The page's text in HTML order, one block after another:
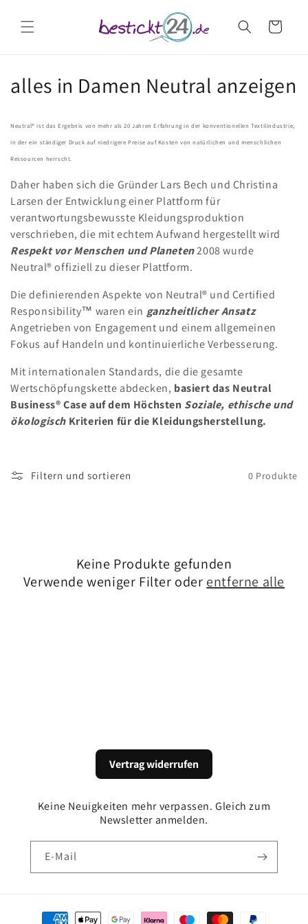
Inhalt
Warenkorb
K
t
e
g
o
r
i
e
:
alles in Damen Neutral anzeigen
Neutral® ist das Ergebnis von mehr als 20 Jahren Erfahrung in der konventionellen Textilindustrie,
in der ein ständiger Druck auf niedrigere Preise auf Kosten von natürlichen und menschlichen
Ressourcen herrscht.
Daher haben sich die Gründer Lars Bech und Christina
Larsen der Entwicklung einer Plattform für
verantwortungsbewusste Kleidungsproduktion
verschrieben, die mit echtem Aufwand hergestellt wird
Respekt vor Menschen und Planeten2008 wurde
Neutral® offiziell zu dieser Plattform.
Die definierenden Aspekte von Neutral® und Certified
Responsibility™ waren ein ganzheitlicher Ansatz
Angetrieben von Engagement und einem allgemeinen
Fokus auf Handeln und kontinuierliche Verbesserung.
Mit internationalen Standards, die die gesamte
Wertschöpfungskette abdecken, basiert das Neutral
Business® Case auf dem Höchsten Soziale, ethische und
ökologisch Kriterien für die Kleidungsherstellung.
Filtern und sortieren 0 Produkte
Keine Produkte gefunden
Verwende weniger Filter oder entferne alle
Vertrag widerrufen
Keine Neuigkeiten mehr verpassen. Gleich zum
Newsletter anmelden.
E-Mail
Zahlungsmethoden